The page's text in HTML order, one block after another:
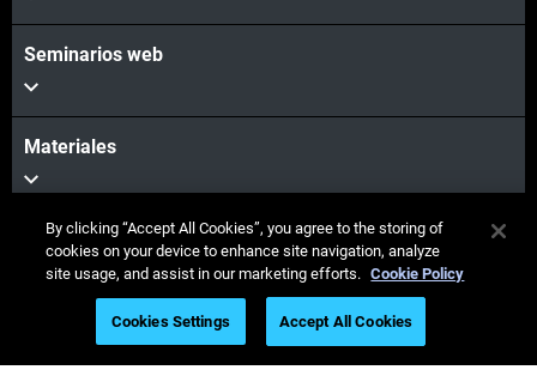
Seminarios web
Materiales
Ventas y soporte
Nuestra empresa
By clicking “Accept All Cookies”, you agree to the storing of
cookies on your device to enhance site navigation, analyze
site usage, and assist in our marketing efforts. Cookie Policy
Cookies Settings Accept All Cookies